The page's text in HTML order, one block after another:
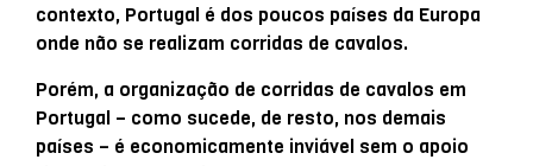
contexto, Portugal é dos poucos países da Europa
onde não se realizam corridas de cavalos.
Porém, a organização de corridas de cavalos em
Portugal – como sucede, de resto, nos demais
países – é economicamente inviável sem o apoio